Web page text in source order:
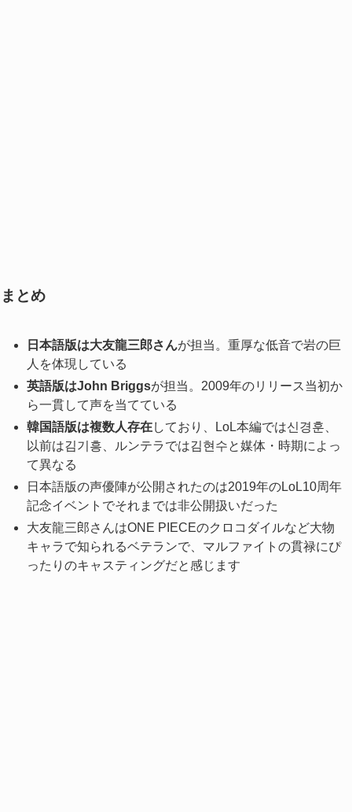
まとめ
日本語版は大友龍三郎さんが担当。重厚な低音で岩の巨
人を体現している
英語版はJohn Briggsが担当。2009年のリリース当初か
ら一貫して声を当てている
韓国語版は複数人存在しており、LoL本編では신경훈、
以前は김기흥、ルンテラでは김현수と媒体・時期によっ
て異なる
日本語版の声優陣が公開されたのは2019年のLoL10周年
記念イベントでそれまでは非公開扱いだった
大友龍三郎さんはONE PIECEのクロコダイルなど大物
キャラで知られるベテランで、マルファイトの貫禄にぴ
ったりのキャスティングだと感じます